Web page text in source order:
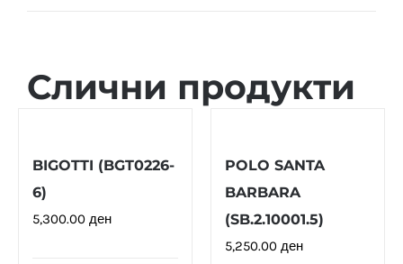
Слични продукти
BIGOTTI (BGT0226-
6)
5,300.00 ден
POLO SANTA
BARBARA
(SB.2.10001.5)
5,250.00 ден